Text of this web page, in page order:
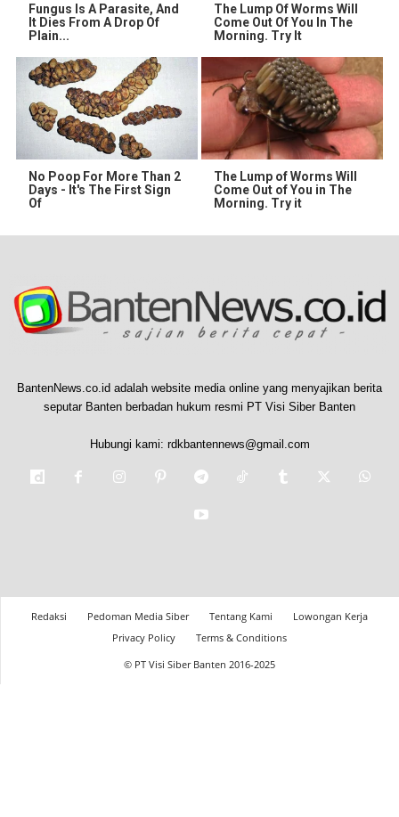
Fungus Is A Parasite, And
It Dies From A Drop Of
Plain...
The Lump Of Worms Will
Come Out Of You In The
Morning. Try It
No Poop For More Than 2
Days - It's The First Sign
Of
The Lump of Worms Will
Come Out of You in The
Morning. Try it
BantenNews.co.id adalah website media online yang menyajikan berita
seputar Banten berbadan hukum resmi PT Visi Siber Banten
Hubungi kami: rdkbantennews@gmail.com
Redaksi Pedoman Media Siber Tentang Kami
Lowongan Kerja
Privacy Policy
Terms & Conditions
© PT Visi Siber Banten 2016-2025